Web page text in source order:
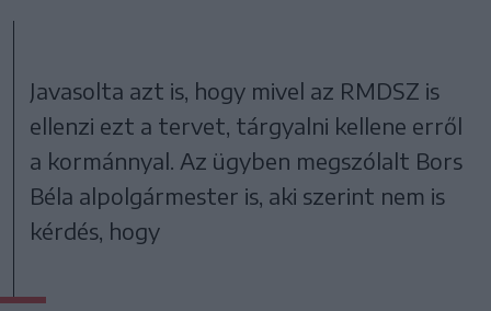
Javasolta azt is, hogy mivel az RMDSZ is
ellenzi ezt a tervet, tárgyalni kellene erről
a kormánnyal. Az ügyben megszólalt Bors
Béla alpolgármester is, aki szerint nem is
kérdés, hogy